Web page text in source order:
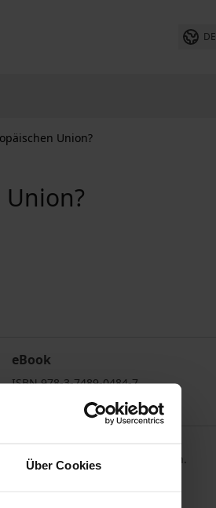
Über Cookies
DE
Union?
eBook
ISBN 978-3-7489-0484-7
die MwSt. an der Kasse variieren.